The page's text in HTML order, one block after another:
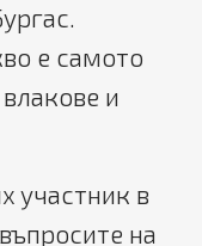
е самото
и
участник в
на